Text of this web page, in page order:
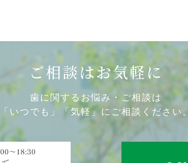
ご相談はお気軽に
歯に関するお悩み・ご相談は
「いつでも」「気軽」にご相談ください。